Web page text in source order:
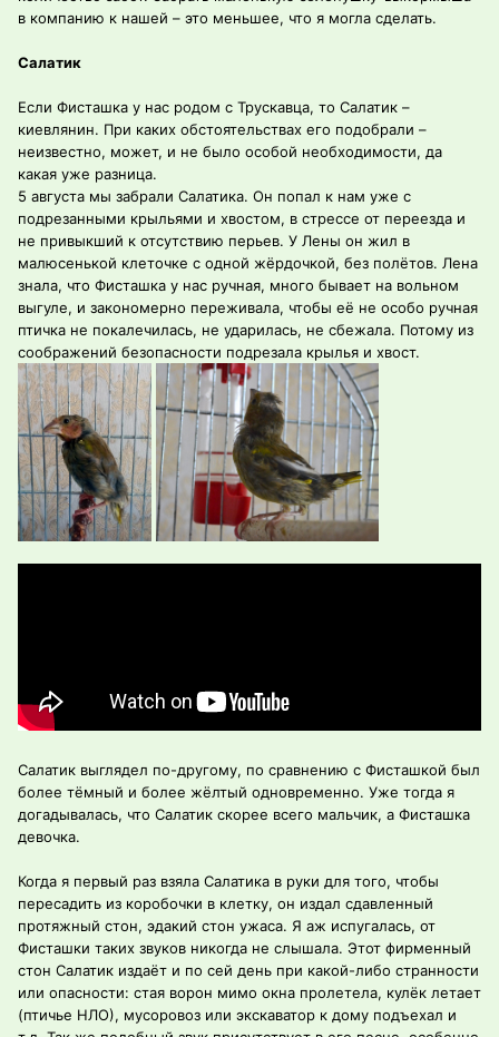
в компанию к нашей – это меньшее, что я могла сделать.
Салатик
Если Фисташка у нас родом с Трускавца, то Салатик –
киевлянин. При каких обстоятельствах его подобрали –
неизвестно, может, и не было особой необходимости, да
какая уже разница.
5 августа мы забрали Салатика. Он попал к нам уже с
подрезанными крыльями и хвостом, в стрессе от переезда и
не привыкший к отсутствию перьев. У Лены он жил в
малюсенькой клеточке с одной жёрдочкой, без полётов. Лена
знала, что Фисташка у нас ручная, много бывает на вольном
выгуле, и закономерно переживала, чтобы её не особо ручная
птичка не покалечилась, не ударилась, не сбежала. Потому из
соображений безопасности подрезала крылья и хвост.
Салатик выглядел по-другому, по сравнению с Фисташкой был
более тёмный и более жёлтый одновременно. Уже тогда я
догадывалась, что Салатик скорее всего мальчик, а Фисташка
девочка.
Когда я первый раз взяла Салатика в руки для того, чтобы
пересадить из коробочки в клетку, он издал сдавленный
протяжный стон, эдакий стон ужаса. Я аж испугалась, от
Фисташки таких звуков никогда не слышала. Этот фирменный
стон Салатик издаёт и по сей день при какой-либо странности
или опасности: стая ворон мимо окна пролетела, кулёк летает
(птичье НЛО), мусоровоз или экскаватор к дому подъехал и